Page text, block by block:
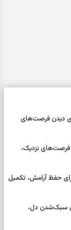
| نقش‌هایی برای دیدن فرصت‌های
۱۴۰۵ | نقش‌هایی از فرصت‌های نزدیک،
۱۴۰۵ | نشانه‌هایی برای حفظ آرامش، تکمیل
| نیت‌هایی برای سبک‌شدن دل،